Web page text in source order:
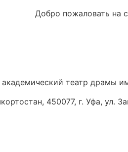
Добро пожаловать на
театр драмы
450077, г. Уфа, ул.